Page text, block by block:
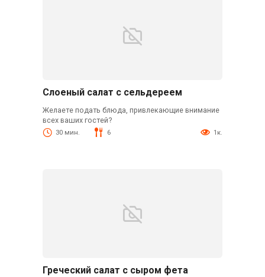
Слоеный салат с сельдереем
Желаете подать блюда, привлекающие внимание
всех ваших гостей?
30 мин. 6 1к.
Греческий салат с сыром фета